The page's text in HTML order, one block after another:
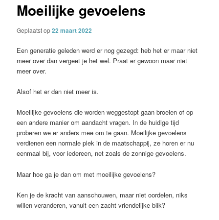
Moeilijke gevoelens
Geplaatst op22 maart 2022
Een generatie geleden werd er nog gezegd: heb het er maar niet
meer over dan vergeet je het wel. Praat er gewoon maar niet
meer over.
Alsof het er dan niet meer is.
Moeilijke gevoelens die worden weggestopt gaan broeien of op
een andere manier om aandacht vragen. In de huidige tijd
proberen we er anders mee om te gaan. Moeilijke gevoelens
verdienen een normale plek in de maatschappij, ze horen er nu
eenmaal bij, voor iedereen, net zoals de zonnige gevoelens.
Maar hoe ga je dan om met moeilijke gevoelens?
Ken je de kracht van aanschouwen, maar niet oordelen, niks
willen veranderen, vanuit een zacht vriendelijke blik?